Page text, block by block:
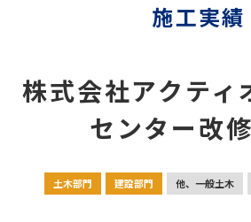
Service 事業案内
施工実績
株式会社アクティ
センター改
土木部門 建設部門 他、一般土木